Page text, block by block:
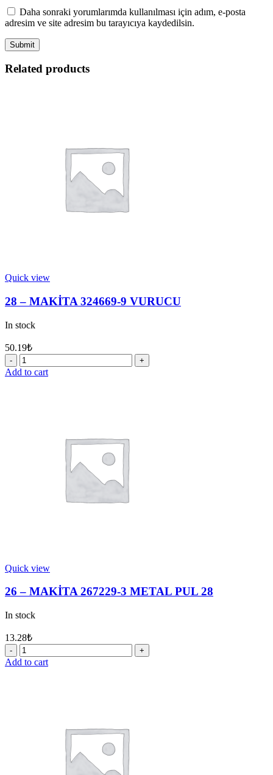
Daha sonraki yorumlarımda kullanılması için adım, e-posta
adresim ve site adresim bu tarayıcıya kaydedilsin.
Related products
Quick view
28 – MAKİTA 324669-9 VURUCU
In stock
50.19₺
28
-
Add to cart
Quick view
26 – MAKİTA 267229-3 METAL PUL 28
In stock
13.28₺
26
-
Add to cart